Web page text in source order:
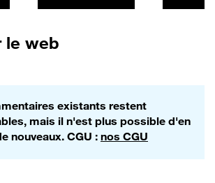
le web
existants restent
mais il n'est plus possible d'en
nouveaux. CGU : nos CGU